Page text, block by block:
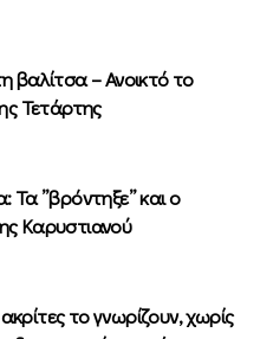
βαλίτσα – Ανοικτό το
Τετάρτης
Τα ”βρόντηξε” και ο
Καρυστιανού
το γνωρίζουν, χωρίς